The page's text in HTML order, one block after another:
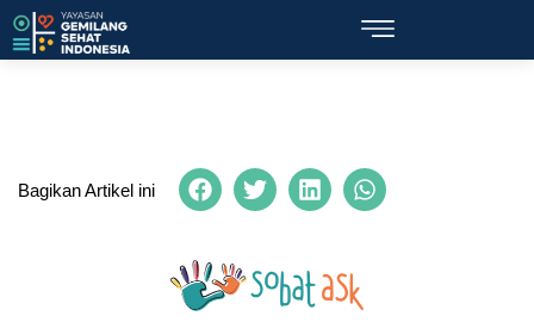
Bagikan Artikel ini